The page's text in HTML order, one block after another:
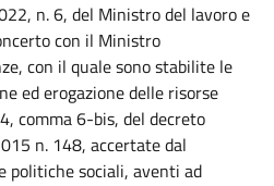
n. 6, del Ministro del lavoro e
con il Ministro
con il quale sono stabilite le
ed erogazione delle risorse
comma 6-bis, del decreto
n. 148, accertate dal
politiche sociali, aventi ad